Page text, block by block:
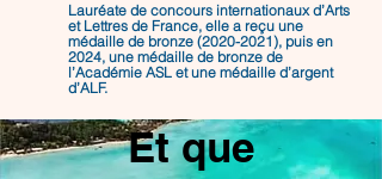
Lauréate de concours internationaux d’Arts
et Lettres de France, elle a reçu une
médaille de bronze (2020-2021), puis en
2024, une médaille de bronze de
l’Académie ASL et une médaille d’argent
d’ALF.
Et que